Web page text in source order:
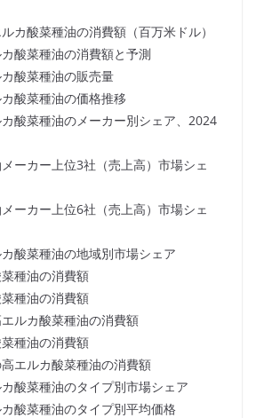
カ酸菜種油の消費額（百万米ドル）
酸菜種油の消費額と予測
酸菜種油の販売量
酸菜種油の価格推移
カ酸菜種油のメーカー別シェア、2024
ーカー上位3社（売上高）市場シェ
ーカー上位6社（売上高）市場シェ
酸菜種油の地域別市場シェア
種油の消費額
種油の消費額
ルカ酸菜種油の消費額
種油の消費額
エルカ酸菜種油の消費額
酸菜種油のタイプ別市場シェア
酸菜種油のタイプ別平均価格